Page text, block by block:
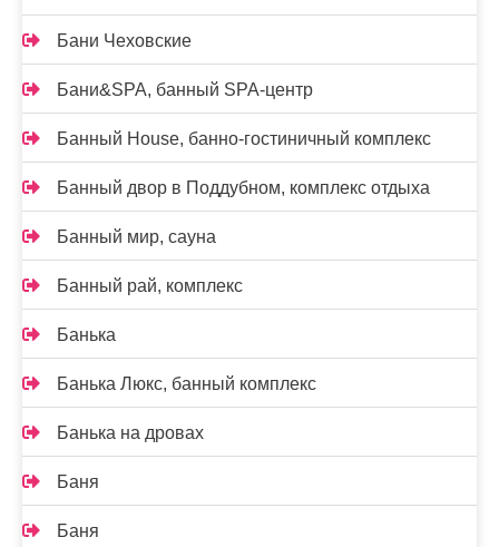
Бани Чеховские
Бани&SPA, банный SPA-центр
Банный House, банно-гостиничный комплекс
Банный двор в Поддубном, комплекс отдыха
Банный мир, сауна
Банный рай, комплекс
Банька
Банька Люкс, банный комплекс
Банька на дровах
Баня
Баня